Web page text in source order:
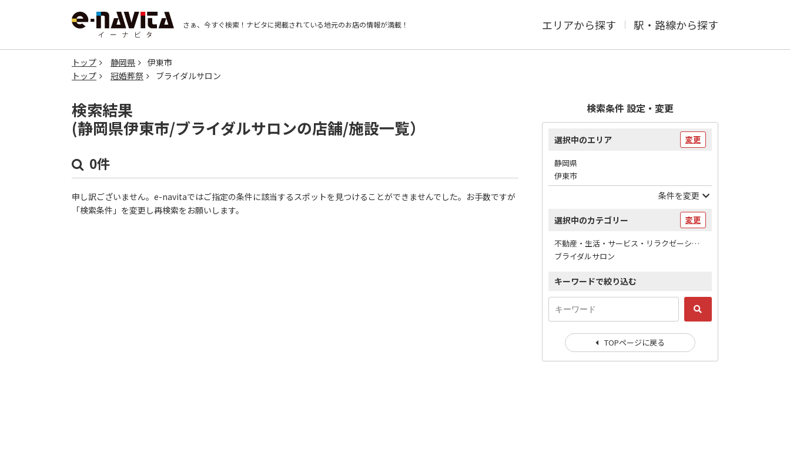
さぁ、今すぐ検索！ ナビタに掲載されている地元のお店の情報が満載！ エリアから探す 駅・路線から探す
トップ 静岡県
伊東市
トップ
冠婚葬祭 ブライダルサロン
検索結果
(静岡県伊東市/ブライダルサロンの店舗/施設一覧）
0件
申し訳ございません。e-navitaではご指定の条件に該当するスポットを見つけることができませんでした。お手数ですが
「検索条件」を変更し再検索をお願いします。
検索条件 設定・変更
選択中のエリア 変更
静岡県
伊東市
条件を変更
選択中のカテゴリー 変更
不動産・生活・サービス・リラクゼーション / 冠婚葬祭
ブライダルサロン
キーワードで絞り込む
TOPページに戻る